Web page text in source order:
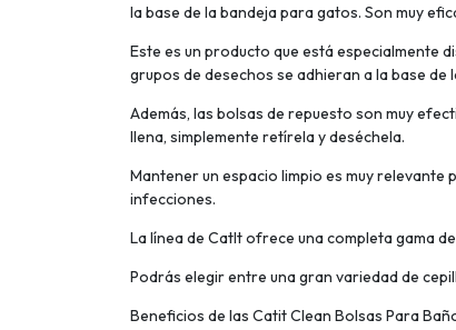
la base de la bandeja para gatos. Son muy
Este es un producto que está especialmente
grupos de desechos se adhieran a la base de
Además, las bolsas de repuesto son muy
llena, simplemente retírela y deséchela.
Mantener un espacio limpio es muy
infecciones.
La línea de CatIt ofrece una completa gama
Podrás elegir entre una gran variedad de
Beneficios de las Catit Clean Bolsas Para